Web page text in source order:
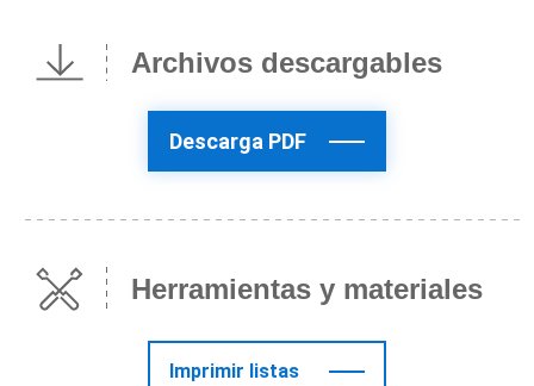
Archivos descargables
Descarga PDF
Herramientas y materiales
Imprimir listas